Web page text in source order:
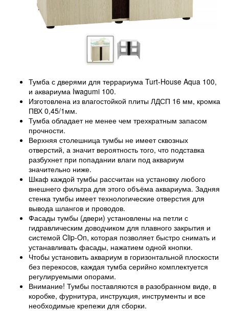
Тумба с дверями для террариума Turt-House Aqua 100,
и аквариума Iwagumi 100.
Изготовлена из влагостойкой плиты ЛДСП 16 мм, кромка
ПВХ 0,45/1мм.
Тумба обладает не менее чем трехкратным запасом
прочности.
Верхняя столешница тумбы не имеет сквозных
отверстий, а значит вероятность того, что подставка
разбухнет при попадании влаги под аквариум
значительно ниже.
Шкаф каждой тумбы рассчитан на установку любого
внешнего фильтра для этого объёма аквариума. Задняя
стенка тумбы имеет технологические отверстия для
вывода шлангов и проводов.
Фасады тумбы (двери) установлены на петли с
гидравлическим доводчиком для плавного закрытия и
системой Clip-On, которая позволяет быстро снимать и
устанавливать фасады, нажатием одной кнопки.
Чтобы установить аквариум в горизонтальной плоскости
без перекосов, каждая тумба серийно комплектуется
регулируемыми опорами.
Внимание! Тумбы поставляются в разобранном виде, в
коробке, фурнитура, инструкция, инструменты и все
необходимые крепежи для сборки.